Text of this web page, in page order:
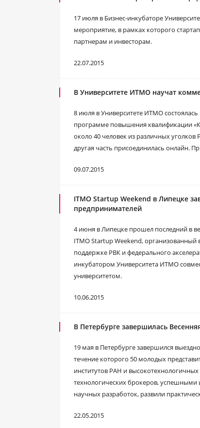
17 июля в Бизнес-инкубаторе
мероприятие, в рамках которого
партнерам и инвесторам.
22.07.2015
В Университете ИТМО научат
8 июля в Университете ИТМО
программе повышения квалификации
около 40 человек из различных уголков
другая часть присоединилась онлайн.
09.07.2015
ITMO Startup Weekend в Липецке
предпринимателей
4 июня в Липецке прошел последний в
ITMO Startup Weekend,
поддержке РВК и федерального
инкубатором Университета ИТМО
университетом.
10.06.2015
В Петербурге завершилась
19 мая в Петербурге завершился
течение которого 50 молодых
институтов РАН и
технологических брокеров,
научных разработок, развили
22.05.2015